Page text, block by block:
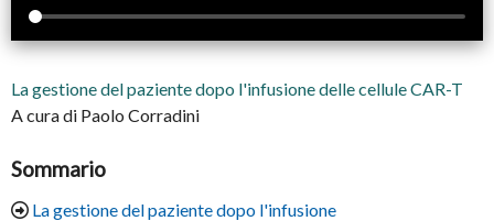
La gestione del paziente dopo l'infusione delle cellule CAR-T
A cura di Paolo Corradini
Sommario
La gestione del paziente dopo l'infusione